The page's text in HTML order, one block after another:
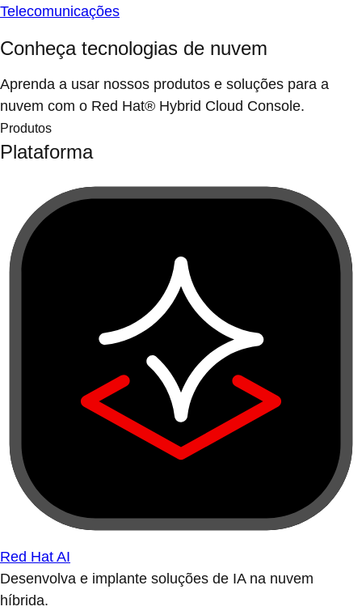
Telecomunicações
Conheça tecnologias de nuvem
Aprenda a usar nossos produtos e soluções para a
nuvem com o Red Hat® Hybrid Cloud Console.
Produtos
Plataforma
Red Hat AI
Desenvolva e implante soluções de IA na nuvem
híbrida.